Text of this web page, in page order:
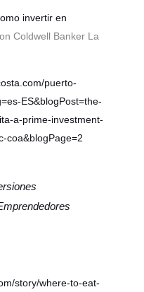
invertir en
Coldwell Banker La
puerto-
ES&blogPost=the-
a-prime-investment-
coa&blogPage=2
story/where-to-eat-